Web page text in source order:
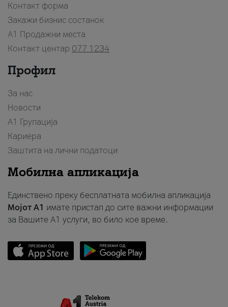
Контакт форма
Закажи бизнис состанок
A1 Продажни места
Контакт центар 077 1234
Профил
За нас
Новости
А1 Групација
Кариера
Заштита на лични податоци
Мобилна апликација
Единствено преку бесплатната мобилна апликација
Мојот A1 имате пристап до сите важни информации
за Вашите A1 услуги, во било кое време.